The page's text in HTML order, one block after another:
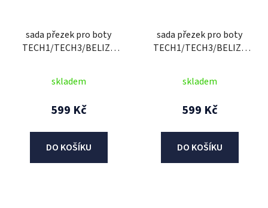
sada přezek pro boty
TECH1/TECH3/BELIZE
skladem
599 Kč
DO KOŠÍKU
sada přezek pro boty
TECH1/TECH3/BELIZE
skladem
599 Kč
DO KOŠÍKU